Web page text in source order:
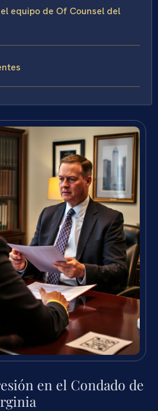
equipo de Of Counsel del
en el Condado de